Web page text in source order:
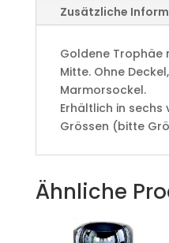
Zusätzliche
Goldene Trophäe
Mitte. Ohne
Marmorsockel.
Erhältlich in sechs
Grössen (bitte
Ähnliche